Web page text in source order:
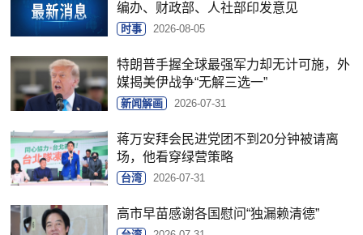
编办、财政部、人社部印发意见
时事 2026-08-05
特朗普手握全球最强军力却无计可施，外
媒揭美伊战争“无解三选一”
新闻解画 2026-07-31
蒋万安拜会民进党团不到20分钟被请离
场，他看穿绿营策略
台湾 2026-07-31
高市早苗感谢各国慰问“独漏赖清德”